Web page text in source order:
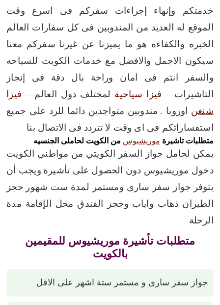
خدمتكم وإنهاء إجراءات سفركم فى اسرع وقت
الموقع له العديد من المندوبين فى كل سفارات العالم
الخبره والكفاءه هو ما يميزنا عن غيرنا سفركم معنا
سيكون الاجمل والافضل مع خدمات الكويت للسياحه
والسفر انتم فى امان وراحة بال دقة فى إنجاز
التاشيرات – فيزا سياحية لمختلف دول العالم – فيزا
شنغن اوروبا . مندوبين متواجدين دائما للرد على جميع
استفساراتكم فى اى وقت لا تتردد فى الاتصال بنا
متطلبات تاشيرة موريشيوس من الكويت لحاملى الجنسيه
يمكن لحامل جواز السفر الكويتي من مواطني الكويت
دخول موريشيوس دون الحصول على تأشيرة ويجب أن
يتوفر جواز سفر سارى ومستمر لمدة ست شهور حجز
الطيران ذهاب واياب وحجز الفندق محل الإقامة مدة
الرحلة
متطلبات تأشيرة موريشيوس للمقيمين
بالكويت
جواز سفر سارى و مستمر ستة اشهر على الاقل